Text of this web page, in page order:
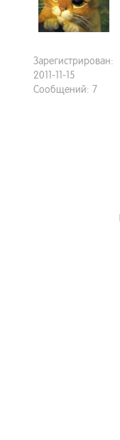
Зарегистрирован:
2011-11-15
Сообщений: 7